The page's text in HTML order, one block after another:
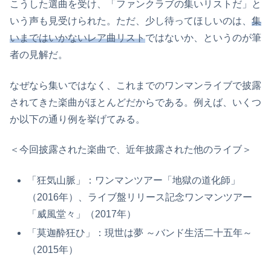
こうした選曲を受け、「ファンクラブの集いリストだ」と
いう声も見受けられた。ただ、少し待ってほしいのは、 集
いまではいかないレア曲リストではないか、というのが筆
者の見解だ。
なぜなら集いではなく、これまでのワンマンライブで披露
されてきた楽曲がほとんどだからである。例えば、いくつ
か以下の通り例を挙げてみる。
＜今回披露された楽曲で、近年披露された他のライブ＞
「狂気山脈」：ワンマンツアー「地獄の道化師」
（2016年）、ライブ盤リリース記念ワンマンツアー
「威風堂々」（2017年）
「莫迦酔狂ひ」：現世は夢 ～バンド生活二十五年～
（2015年）